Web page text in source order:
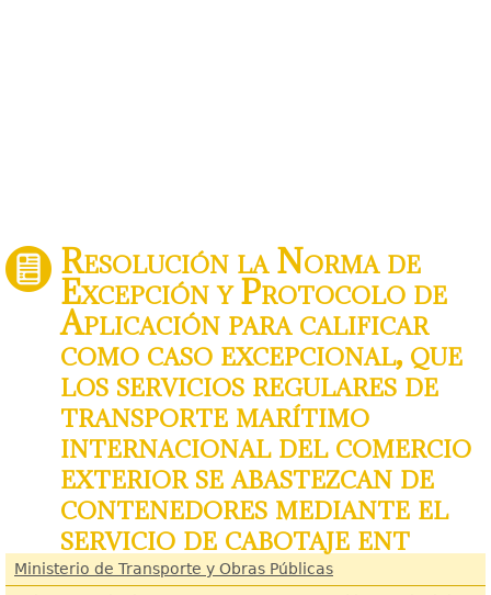
Resolución la Norma de
Excepción y Protocolo de
Aplicación para calificar
como caso excepcional, que
los servicios regulares de
transporte marítimo
internacional del comercio
exterior se abastezcan de
contenedores mediante el
servicio de cabotaje ent
Ministerio de Transporte y Obras Públicas